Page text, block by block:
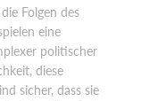
Folgen des
eine
politischer
diese
sicher, dass sie